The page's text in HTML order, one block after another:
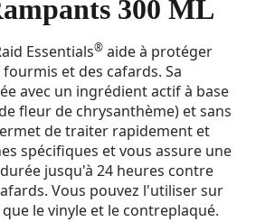
300 ML
Essentials® aide à protéger
et des cafards. Sa
avec un ingrédient actif à base
fleur de chrysanthème) et sans
de traiter rapidement et
spécifiques et vous assure une
jusqu'à 24 heures contre
Vous pouvez l'utiliser sur
le vinyle et le contreplaqué.